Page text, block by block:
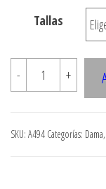
Tallas
-
A494
PANTALON
PIERNA
+
SKU: A494 Categorías: Dama,